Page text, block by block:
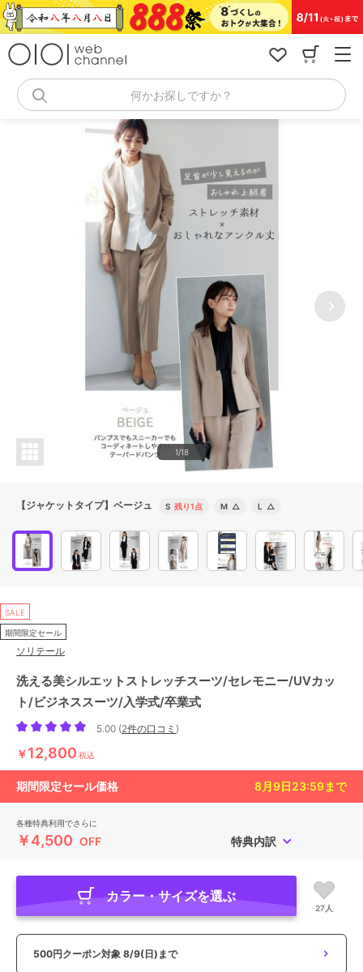
コ
ン
何かお探しですか？
1/18
【ジャケットタイプ】ベージュ S 残り1点 M △ L △
SALE
期間限定セール
ソリテール
洗える美シルエットストレッチスーツ/セレモニー/UVカッ
ト/ビジネススーツ/入学式/卒業式
5.00 (2件の口コミ )
￥12,800 税込
期間限定セール価格 8月9日23:59まで
各種特典利用でさらに
￥4,500 OFF 特典内訳
カラー・サイズを選ぶ
27人
500円クーポン対象 8/9(日)まで